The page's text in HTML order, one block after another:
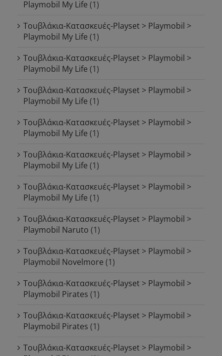
Playmobil My Life (1)
Τουβλάκια-Κατασκευές-Playset > Playmobil >
Playmobil My Life (1)
Τουβλάκια-Κατασκευές-Playset > Playmobil >
Playmobil My Life (1)
Τουβλάκια-Κατασκευές-Playset > Playmobil >
Playmobil My Life (1)
Τουβλάκια-Κατασκευές-Playset > Playmobil >
Playmobil My Life (1)
Τουβλάκια-Κατασκευές-Playset > Playmobil >
Playmobil My Life (1)
Τουβλάκια-Κατασκευές-Playset > Playmobil >
Playmobil My Life (1)
Τουβλάκια-Κατασκευές-Playset > Playmobil >
Playmobil Naruto (1)
Τουβλάκια-Κατασκευές-Playset > Playmobil >
Playmobil Novelmore (1)
Τουβλάκια-Κατασκευές-Playset > Playmobil >
Playmobil Pirates (1)
Τουβλάκια-Κατασκευές-Playset > Playmobil >
Playmobil Pirates (1)
Τουβλάκια-Κατασκευές-Playset > Playmobil >